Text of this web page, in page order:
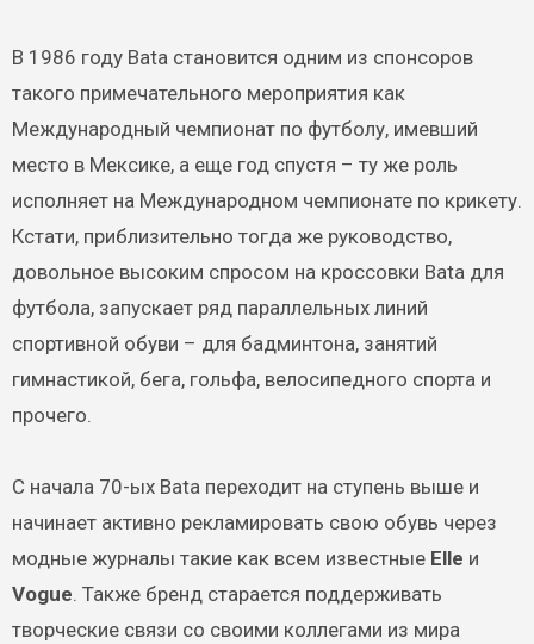
В 1986 году Bata становится одним из спонсоров
такого примечательного мероприятия как
Международный чемпионат по футболу, имевший
место в Мексике, а еще год спустя – ту же роль
исполняет на Международном чемпионате по крикету.
Кстати, приблизительно тогда же руководство,
довольное высоким спросом на кроссовки Bata для
футбола, запускает ряд параллельных линий
спортивной обуви – для бадминтона, занятий
гимнастикой, бега, гольфа, велосипедного спорта и
прочего.
С начала 70-ых Bata переходит на ступень выше и
начинает активно рекламировать свою обувь через
модные журналы такие как всем известные Elle и
Vogue. Также бренд старается поддерживать
творческие связи со своими коллегами из мира